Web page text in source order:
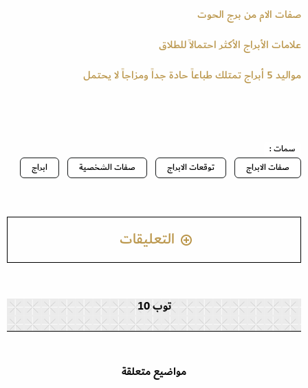
صفات الام من برج الحوت
علامات الأبراج الأكثر احتمالاً للطلاق
مواليد 5 أبراج تمتلك طباعاً حادة جداً ومزاجاً لا يحتمل
سمات :
صفات الابراج
توقعات الابراج صفات الشخصية ابراج
التعليقات
توب 10
مواضيع متعلقة